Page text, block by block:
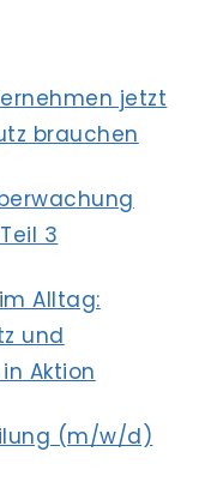
jetzt
brauchen
3
Alltag:
und
Aktion
(m/w/d)